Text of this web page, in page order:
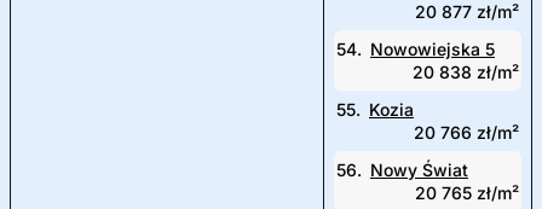
20 877 zł/m²
54. Nowowiejska 5
20 838 zł/m²
55. Kozia
20 766 zł/m²
56. Nowy Świat
20 765 zł/m²